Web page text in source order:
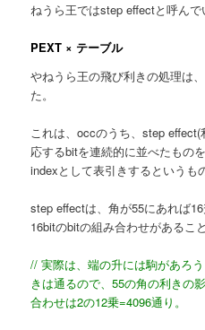
ねうら王ではstep effectと呼んで
PEXT × テーブル
やねうら王の飛び利きの処理は
た。
これは、occのうち、step
応するbitを連続的に並べたもの
indexとして表引きするというも
step effectは、角が55にあれば
16bitのbitの組み合わせがあるこ
// 実際は、端の升には駒があろ
きは通るので、55の角の利きの
合わせは2の12乗=4096通り。